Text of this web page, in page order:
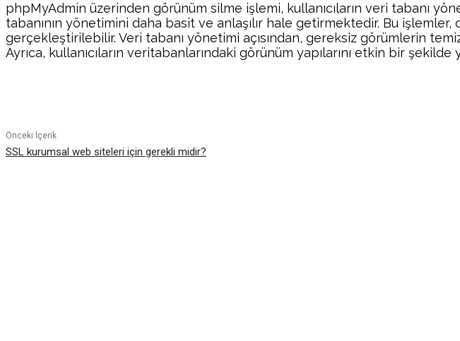
phpMyAdmin üzerinden görünüm silme işlemi, kullanıcıların veri tabanı
tabanının yönetimini daha basit ve anlaşılır hale getirmektedir. Bu
gerçekleştirilebilir. Veri tabanı yönetimi açısından, gereksiz görümlerin
Ayrıca, kullanıcıların veritabanlarındaki görünüm yapılarını etkin bir
Önceki İçerik
SSL kurumsal web siteleri için gerekli midir?